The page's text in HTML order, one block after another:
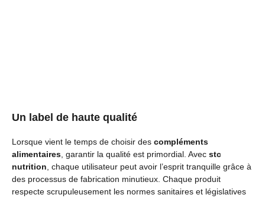
Un label de haute qualité
Lorsque vient le temps de choisir des compléments
alimentaires , garantir la qualité est primordial. Avec stc
nutrition , chaque utilisateur peut avoir l’esprit tranquille grâce à
des processus de fabrication minutieux. Chaque produit
respecte scrupuleusement les normes sanitaires et législatives